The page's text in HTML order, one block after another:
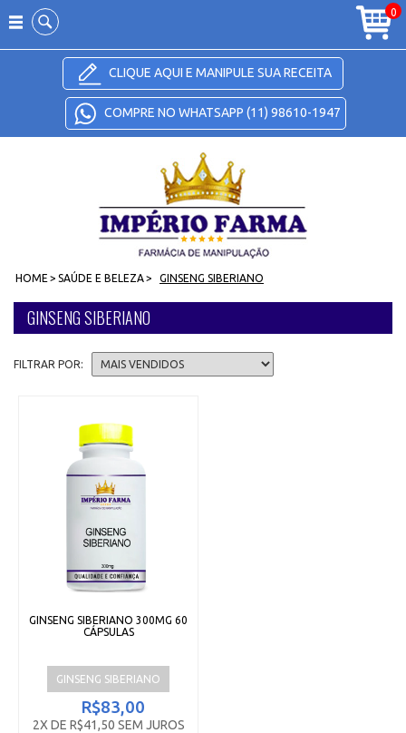
Carrinho
0
CLIQUE AQUI E MANIPULE SUA RECEITA
COMPRE NO WHATSAPP (11) 98610-1947
HOME > SAÚDE E BELEZA> GINSENG SIBERIANO
GINSENG SIBERIANO
FILTRAR POR:
GINSENG SIBERIANO 300MG 60
CÁPSULAS
GINSENG SIBERIANO
R$83,00
2X DE R$41,50 SEM JUROS